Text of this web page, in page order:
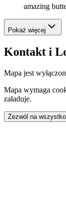
amazing
Pokaż więcej
Kontakt i
Mapa jest
Mapa wymaga
załaduje.
Zezwól na